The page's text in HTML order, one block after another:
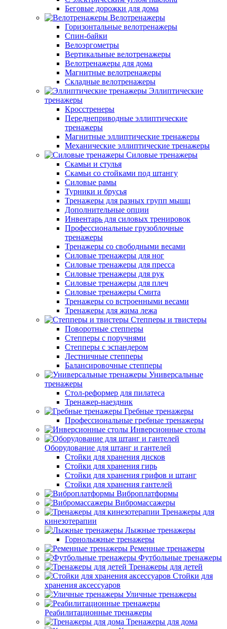
Беговые дорожки для дома
Велотренажеры
Горизонтальные велотренажеры
Спин-байки
Велоэргометры
Вертикальные велотренажеры
Велотренажеры для дома
Магнитные велотренажеры
Складные велотренажеры
Эллиптические
тренажеры
Кросстренеры
Переднеприводные эллиптические
тренажеры
Магнитные эллиптические тренажеры
Механические эллиптические тренажеры
Силовые тренажеры
Скамьи и стулья
Скамьи со стойками под штангу
Силовые рамы
Турники и брусья
Тренажеры для разных групп мышц
Дополнительные опции
Инвентарь для силовых тренировок
Профессиональные грузоблочные
тренажеры
Тренажеры со свободными весами
Силовые тренажеры для ног
Силовые тренажеры для пресса
Силовые тренажеры для рук
Силовые тренажеры для плеч
Силовые тренажеры Смита
Тренажеры со встроенными весами
Тренажеры для жима лежа
Степперы и твистеры
Поворотные степперы
Степперы с поручнями
Степперы с эспандером
Лестничные степперы
Балансировочные степперы
Универсальные
тренажеры
Стол-реформер для пилатеса
Тренажер-наездник
Гребные тренажеры
Профессиональные гребные тренажеры
Инверсионные столы
Оборудование для штанг и гантелей
Стойки для хранения дисков
Стойки для хранения гирь
Стойки для хранения грифов и штанг
Стойки для хранения гантелей
Виброплатформы
Вибромассажеры
Тренажеры для
кинезотерапии
Лыжные тренажеры
Горнолыжные тренажеры
Ременные тренажеры
Футбольные тренажеры
Тренажеры для детей
Стойки для
хранения аксессуаров
Уличные тренажеры
Реабилитационные тренажеры
Тренажеры для дома